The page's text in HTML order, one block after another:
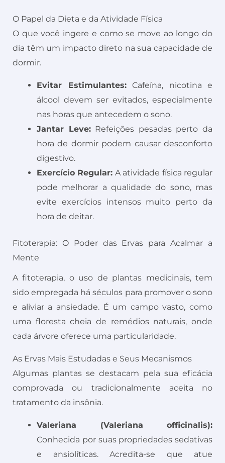
O Papel da Dieta e da Atividade Física
O que você ingere e como se move ao longo do
dia têm um impacto direto na sua capacidade de
dormir.
Evitar Estimulantes:Cafeína, nicotina e
álcool devem ser evitados, especialmente
nas horas que antecedem o sono.
Jantar Leve:Refeições pesadas perto da
hora de dormir podem causar desconforto
digestivo.
Exercício Regular: A atividade física regular
pode melhorar a qualidade do sono, mas
evite exercícios intensos muito perto da
hora de deitar.
Fitoterapia: O Poder das Ervas para Acalmar a
Mente
A fitoterapia, o uso de plantas medicinais, tem
sido empregada há séculos para promover o sono
e aliviar a ansiedade. É um campo vasto, como
uma floresta cheia de remédios naturais, onde
cada árvore oferece uma particularidade.
As Ervas Mais Estudadas e Seus Mecanismos
Algumas plantas se destacam pela sua eficácia
comprovada ou tradicionalmente aceita no
tratamento da insônia.
Valeriana (Valeriana officinalis):
Conhecida por suas propriedades sedativas
e ansiolíticas. Acredita-se que atue